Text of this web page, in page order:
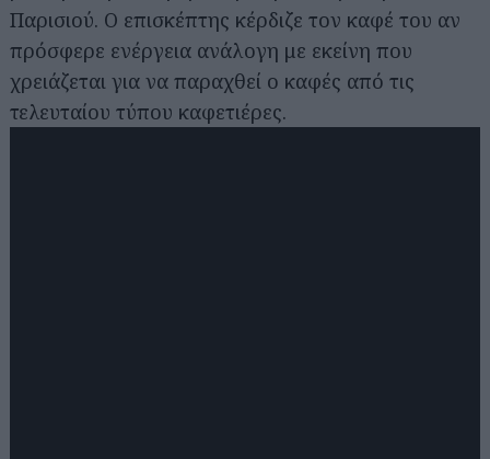
Παρισιού. Ο επισκέπτης κέρδιζε τον καφέ του αν
πρόσφερε ενέργεια ανάλογη με εκείνη που
χρειάζεται για να παραχθεί ο καφές από τις
τελευταίου τύπου καφετιέρες.